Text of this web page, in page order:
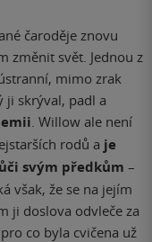
čaroděje znovu
změnit svět. Jednou z
mimo zrak
ji skrýval, padl a
. Willow ale není
rodů a je
svým předkům –
však, že se na jejím
ji doslova odvleče za
co byla cvičena už